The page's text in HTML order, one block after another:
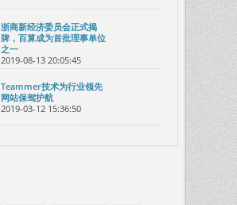
浙商新经济委员会正式揭
牌，百算成为首批理事单位
之一
2019-08-13 20:05:45
Teammer技术为行业领先
网站保驾护航
2019-03-12 15:36:50